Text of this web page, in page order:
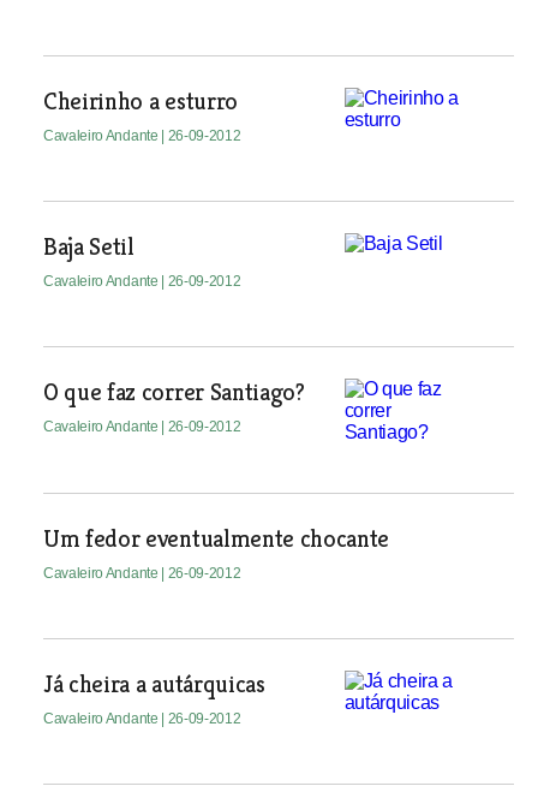
Cheirinho a esturro
Cavaleiro Andante | 26-09-2012
Baja Setil
Cavaleiro Andante | 26-09-2012
O que faz correr Santiago?
Cavaleiro Andante | 26-09-2012
Um fedor eventualmente chocante
Cavaleiro Andante | 26-09-2012
Já cheira a autárquicas
Cavaleiro Andante | 26-09-2012